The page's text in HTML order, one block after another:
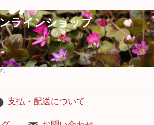
ラインショップ
支払・配送について